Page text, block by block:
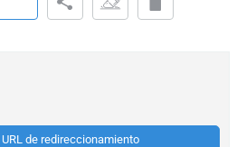
URL de redireccionamiento